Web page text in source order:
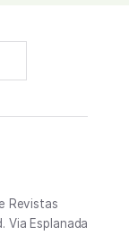
Revistas
Via Esplanada